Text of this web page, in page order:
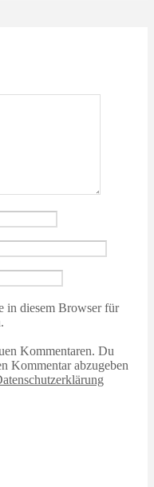
in diesem Browser für
Kommentaren. Du
Kommentar abzugeben